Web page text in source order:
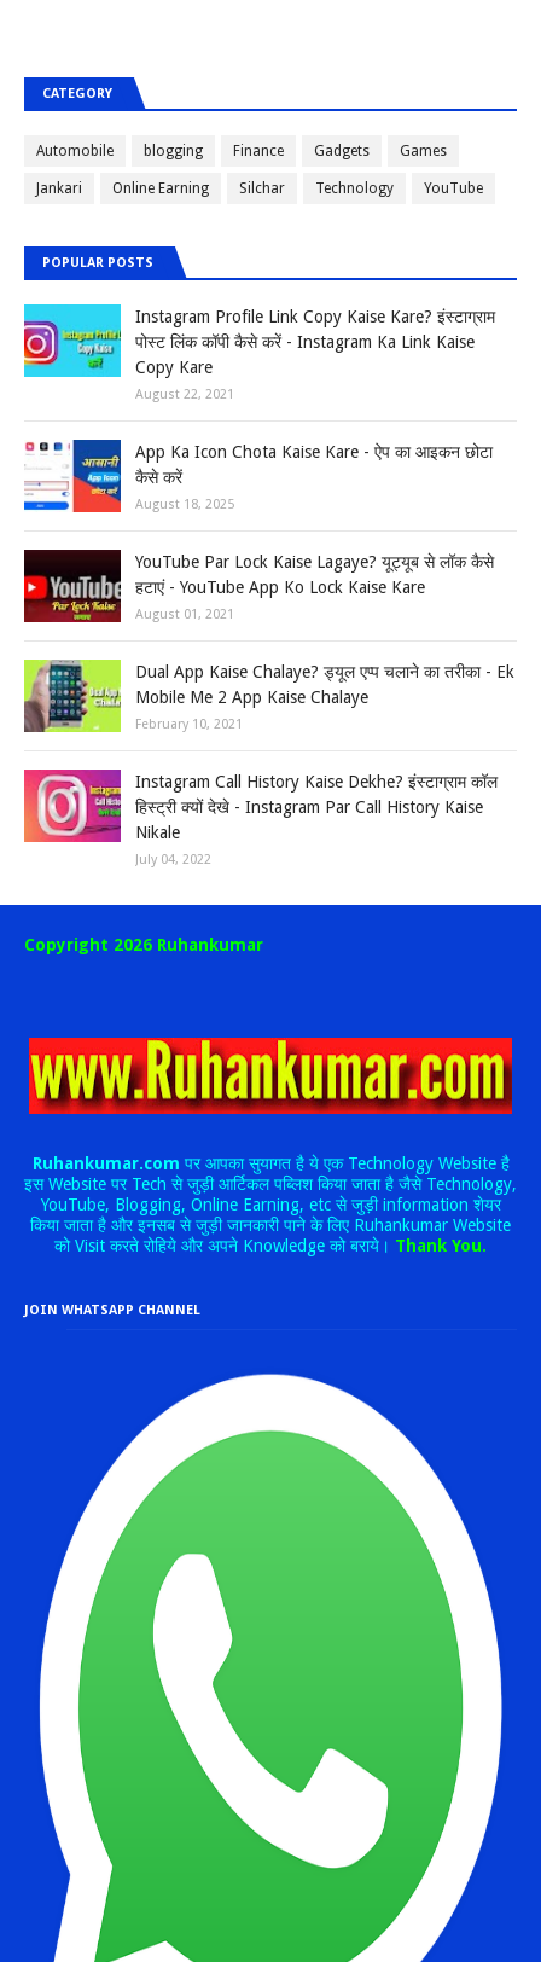
CATEGORY
Automobile blogging Finance Gadgets Games
Jankari Online Earning Silchar Technology YouTube
POPULAR POSTS
Instagram Profile Link Copy Kaise Kare? इंस्टाग्राम
पोस्ट लिंक कॉपी कैसे करें - Instagram Ka Link Kaise
Copy Kare
August 22, 2021
App Ka Icon Chota Kaise Kare - ऐप का आइकन छोटा
कैसे करें
August 18, 2025
YouTube Par Lock Kaise Lagaye? यूट्यूब से लॉक कैसे
हटाएं - YouTube App Ko Lock Kaise Kare
August 01, 2021
Dual App Kaise Chalaye? ड्यूल एप्प चलाने का तरीका - Ek
Mobile Me 2 App Kaise Chalaye
February 10, 2021
Instagram Call History Kaise Dekhe? इंस्टाग्राम कॉल
हिस्ट्री क्यों देखे - Instagram Par Call History Kaise
Nikale
July 04, 2022
Copyright 2026 Ruhankumar
Ruhankumar.com पर आपका सुयागत है ये एक Technology Website है
इस Website पर Tech से जुड़ी आर्टिकल पब्लिश किया जाता है जैसे Technology,
YouTube, Blogging, Online Earning, etc से जुड़ी information शेयर
किया जाता है और इनसब से जुड़ी जानकारी पाने के लिए Ruhankumar Website
को Visit करते रोहिये और अपने Knowledge को बराये। Thank You.
JOIN WHATSAPP CHANNEL